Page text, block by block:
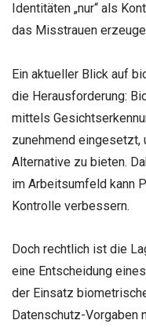
Identitäten „nur“ als
das Misstrauen
Ein aktueller Blick auf
die Herausforderung:
mittels
zunehmend
Alternative zu bieten.
im Arbeitsumfeld kann
Kontrolle verbessern.
Doch rechtlich ist die
eine Entscheidung
der Einsatz
Datenschutz-Vorgaben